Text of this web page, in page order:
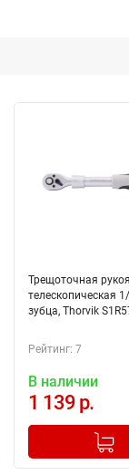
Трещоточная
телескопическая
зубца, Thorvik
Рейтинг: 7
В наличии
1 139 р.
Добавлено